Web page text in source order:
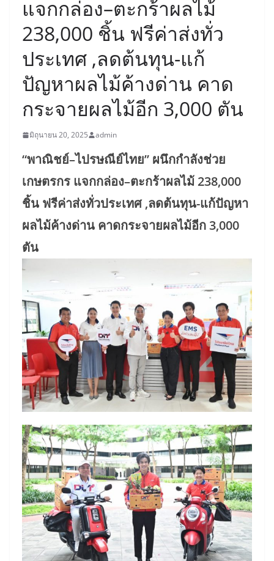
แจกกล่อง–ตะกร้าผลไม้
238,000 ชิ้น ฟรีค่าส่งทั่ว
ประเทศ ,ลดต้นทุน-แก้
ปัญหาผลไม้ค้างด่าน คาด
กระจายผลไม้อีก 3,000 ตัน
มิถุนายน 20, 2025 admin
“พาณิชย์–ไปรษณีย์ไทย” ผนึกกำลังช่วย
เกษตรกร แจกกล่อง–ตะกร้าผลไม้ 238,000
ชิ้น ฟรีค่าส่งทั่วประเทศ ,ลดต้นทุน-แก้ปัญหา
ผลไม้ค้างด่าน คาดกระจายผลไม้อีก 3,000
ตัน